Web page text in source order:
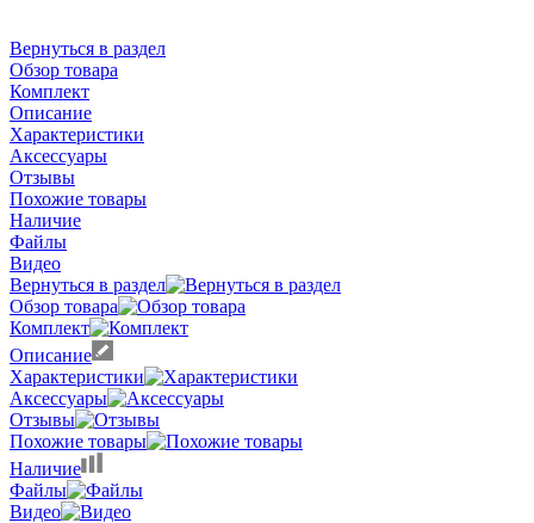
Вернуться в раздел
Обзор товара
Комплект
Описание
Характеристики
Аксессуары
Отзывы
Похожие товары
Наличие
Файлы
Видео
Вернуться в раздел
Обзор товара
Комплект
Описание
Характеристики
Аксессуары
Отзывы
Похожие товары
Наличие
Файлы
Видео